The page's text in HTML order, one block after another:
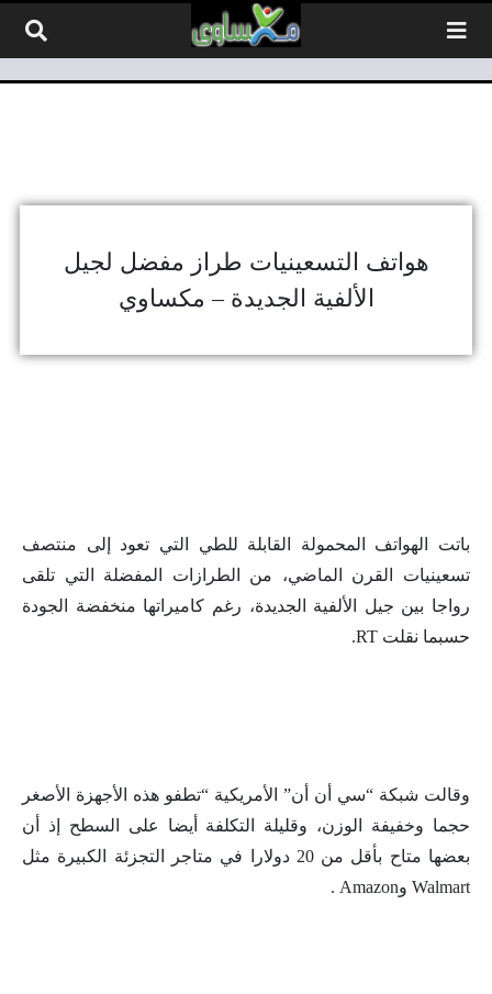
هواتف التسعينيات طراز مفضل لجيل
الألفية الجديدة – مكساوي
باتت الهواتف المحمولة القابلة للطي التي تعود إلى منتصف
تسعينيات القرن الماضي، من الطرازات المفضلة التي تلقى
رواجا بين جيل الألفية الجديدة، رغم كاميراتها منخفضة الجودة
حسبما نقلت RT.
وقالت شبكة “سي أن أن” الأمريكية “تطفو هذه الأجهزة الأصغر
حجما وخفيفة الوزن، وقليلة التكلفة أيضا على السطح إذ أن
بعضها متاح بأقل من 20 دولارا في متاجر التجزئة الكبيرة مثل
Walmart وAmazon .